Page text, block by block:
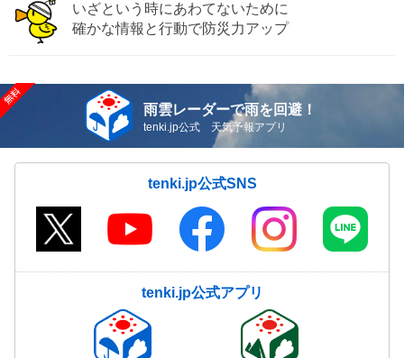
いざという時にあわてないために
確かな情報と行動で防災力アップ
雨雲レーダーで雨を回避！
tenki.jp公式 天気予報アプリ
tenki.jp公式SNS
tenki.jp公式アプリ